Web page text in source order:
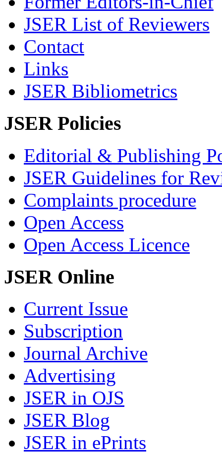
JSER List of Reviewers
Contact
Links
JSER Bibliometrics
JSER Policies
Editorial & Publishing
JSER Guidelines for
Complaints procedure
Open Access
Open Access Licence
JSER Online
Current Issue
Subscription
Journal Archive
Advertising
JSER in OJS
JSER Blog
JSER in ePrints